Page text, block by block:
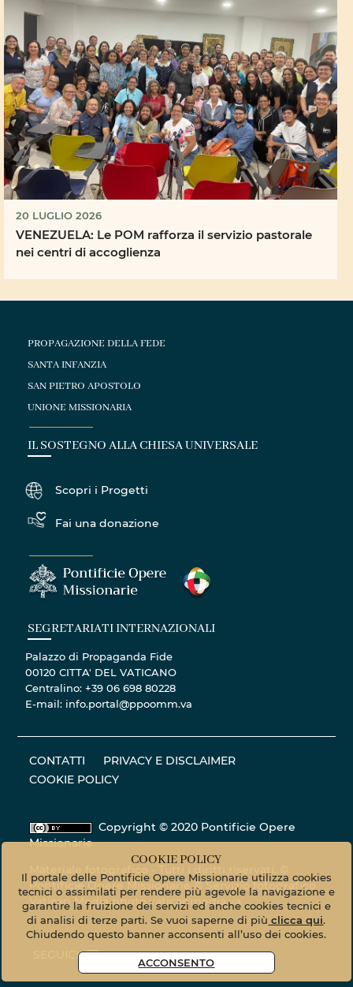
20 LUGLIO 2026
VENEZUELA: Le POM rafforza il servizio pastorale
nei centri di accoglienza
PROPAGAZIONE DELLA FEDE
SANTA INFANZIA
SAN PIETRO APOSTOLO
UNIONE MISSIONARIA
IL SOSTEGNO ALLA CHIESA UNIVERSALE
Scopri i Progetti
Fai una donazione
SEGRETARIATI INTERNAZIONALI
Palazzo di Propaganda Fide
00120 CITTA' DEL VATICANO
Centralino: +39 06 698 80228
E-mail: info.portal@ppoomm.va
CONTATTI
PRIVACY E DISCLAIMER
COOKIE POLICY
Copyright © 2020 Pontificie Opere
Missionarie
Pontificie Opere Missionarie © Servizio fotografico
Vatican Mediaphoto.vaticanmedia.va
SEGUICI
COOKIE POLICY
Il portale delle Pontificie Opere Missionarie utilizza cookies
tecnici o assimilati per rendere più agevole la navigazione e
garantire la fruizione dei servizi ed anche cookies tecnici e
di analisi di terze parti. Se vuoi saperne di più clicca qui.
Chiudendo questo banner acconsenti all’uso dei cookies.
ACCONSENTO